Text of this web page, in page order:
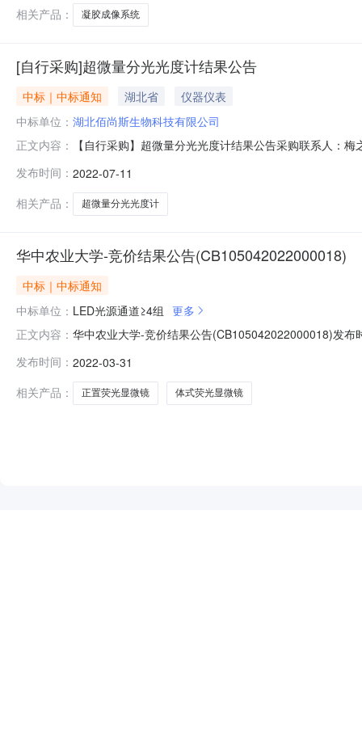
相关产品：
凝胶成像系统
[自行采购]超微量分光光度计结果公告
中标｜中标通知 湖北省
仪器仪表
中标单位： 湖北佰尚斯生物科技有限公司
正文内容：
【自行采购】超微量分光光度计结果公告采购联系人：
hncgzb@mail.hzau.edu.cn采购与招标中心2022年7月
发布时间： 2022-07-11
相关产品：
超微量分光光度计
华中农业大学-竞价结果公告(CB105042022000018)
中标｜中标通知
中标单位： LED光源通道≥4组 更多
正文内容： 华中农业大学-竞价结果公告(CB105042022000018)发
15天内送达"安装要求："免费上门安装（含材料费）"收
发布时间： 2022-03-31
相关产品：
正置荧光显微镜 体式荧光显微镜